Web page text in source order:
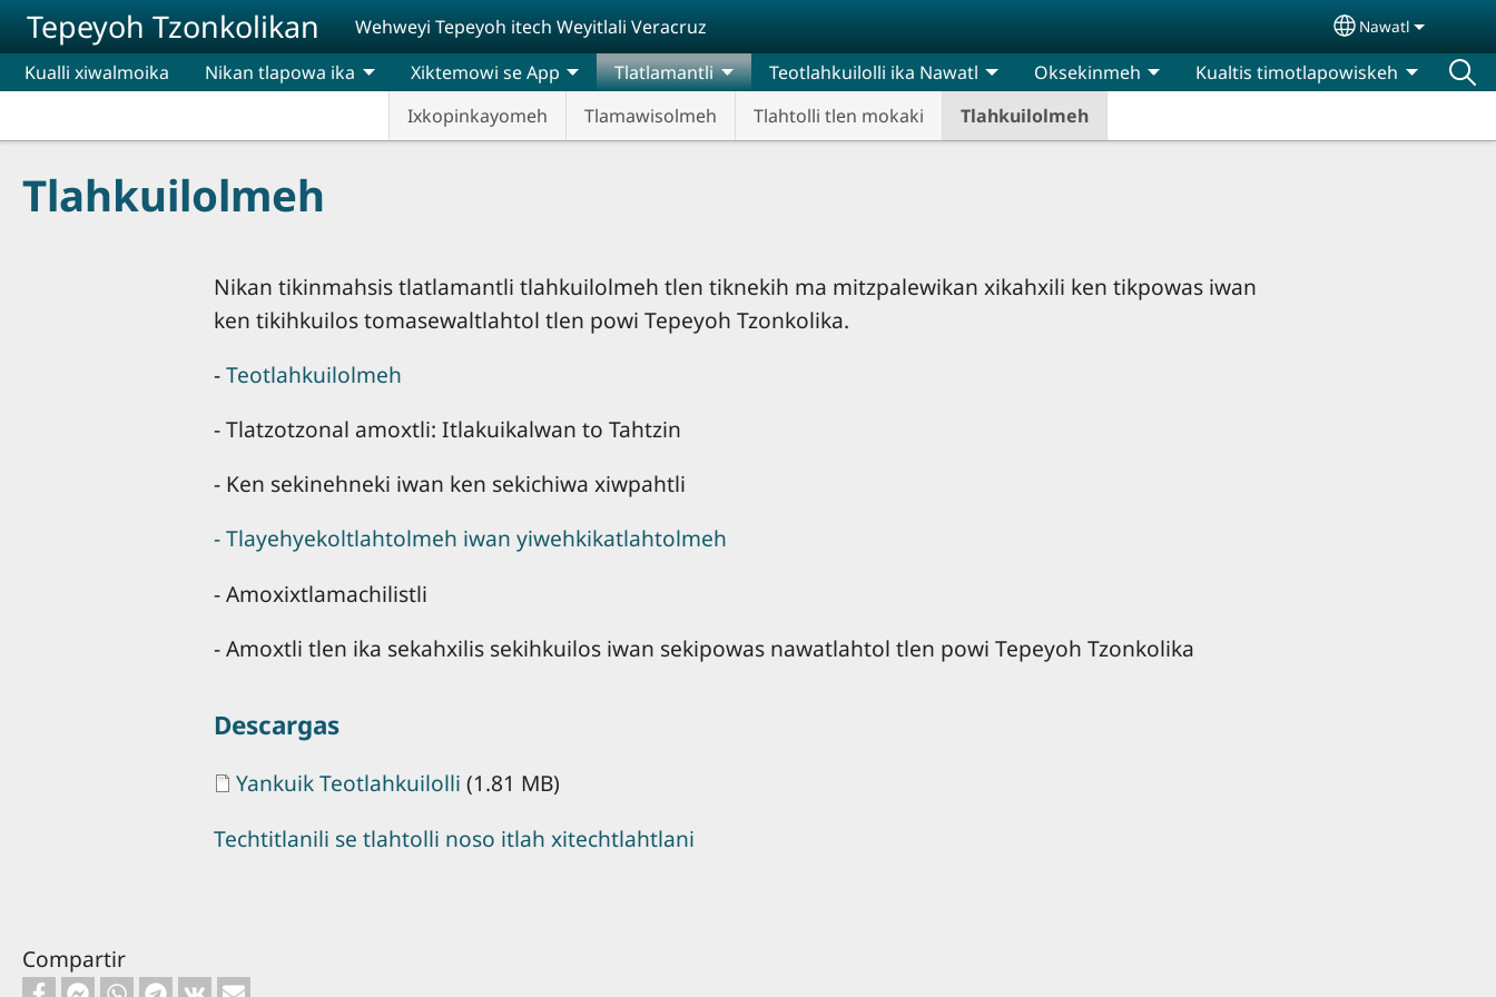
Pasar al contenido principal
Tepeyoh Tzonkolikan Wehweyi Tepeyoh itech Weyitlali Veracruz Select your
Nawatl
Kualli xiwalmoika Nikan tlapowa ika Xiktemowi se App
Tlatlamantli
Ixkopinkayomeh
Tlamawisolmeh Tlahtolli tlen mokaki Tlahkuilolmeh
Teotlahkuilolli ika Nawatl Oksekinmeh Kualtis timotlapowiskeh
Tlahkuilolmeh
Nikan tikinmahsis tlatlamantli tlahkuilolmeh tlen tiknekih ma mitzpalewikan xikahxili ken tikpowas iwan
ken tikihkuilos tomasewaltlahtol tlen powi Tepeyoh Tzonkolika.
-Teotlahkuilolmeh
- Tlatzotzonal amoxtli: Itlakuikalwan to Tahtzin
- Ken sekinehneki iwan ken sekichiwa xiwpahtli
- Tlayehyekoltlahtolmeh iwan yiwehkikatlahtolmeh
- Amoxixtlamachilistli
- Amoxtli tlen ika sekahxilis sekihkuilos iwan sekipowas nawatlahtol tlen powi Tepeyoh Tzonkolika
Descargas
Document
Yankuik Teotlahkuilolli (1.81 MB)
Techtitlanili se tlahtolli noso itlah xitechtlahtlani
Compartir